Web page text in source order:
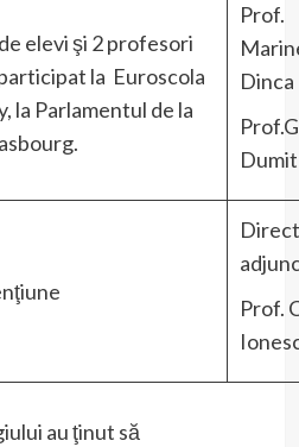
elevi şi 2 profesori
la Euroscola
la Parlamentul de la
Prof.
Dinca
Prof.
au ţinut să